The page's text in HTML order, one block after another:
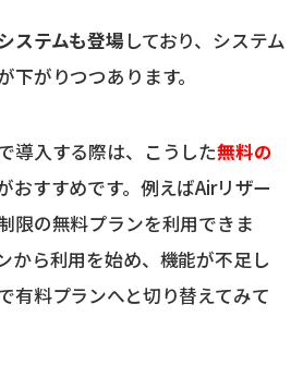
ステムも登場 しており、システム
下がりつつあります。
導入する際は、こうした無料の
おすすめです。例えばAirリザー
限の無料プランを利用できま
から利用を始め、機能が不足し
有料プランへと切り替えてみて